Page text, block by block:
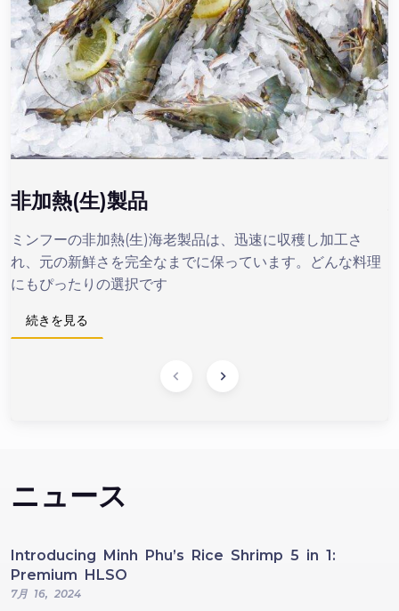
非加熱(生)製品
ミンフーの非加熱(生)海老製品は、迅速に収穫し加工さ
れ、元の新鮮さを完全なまでに保っています。どんな料理
にもぴったりの選択です
続きを見る
ニュース
Introducing Minh Phu’s Rice Shrimp 5 in 1:
Premium HLSO
7月 16, 2024